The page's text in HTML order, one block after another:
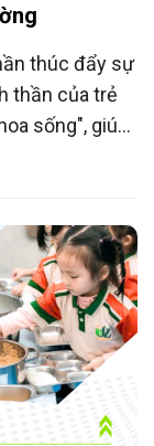
thúc đẩy sự
thần của trẻ
sống", giúp
phương,